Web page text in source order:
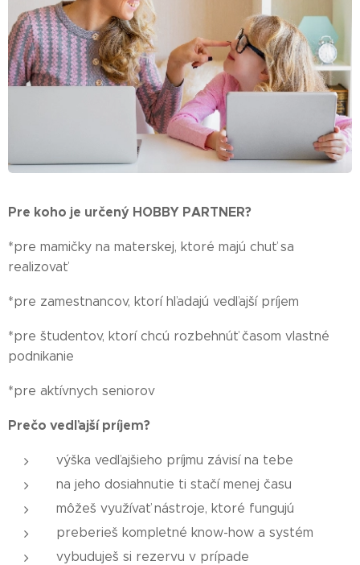
Pre koho je určený HOBBY PARTNER?
*pre mamičky na materskej, ktoré majú chuť sa
realizovať
*pre zamestnancov, ktorí hľadajú vedľajší príjem
*pre študentov, ktorí chcú rozbehnúť časom vlastné
podnikanie
*pre aktívnych seniorov
Prečo vedľajší príjem?
výška vedľajšieho príjmu závisí na tebe
na jeho dosiahnutie ti stačí menej času
môžeš využívať nástroje, ktoré fungujú
preberieš kompletné know-how a systém
vybuduješ si rezervu v prípade